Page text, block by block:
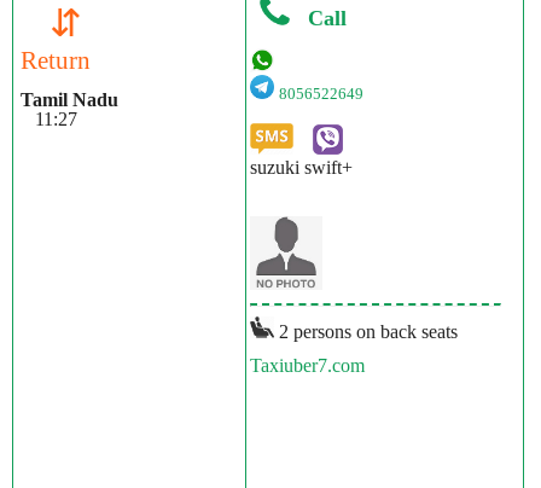
⇵
Return
Tamil Nadu
11:27
Call
8056522649
suzuki swift+
2 persons on back seats
Taxiuber7.com